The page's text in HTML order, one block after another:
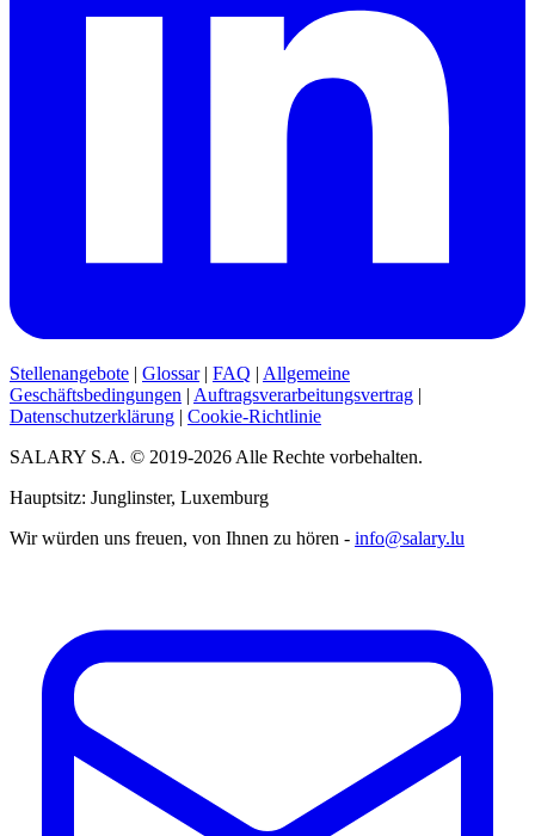
Stellenangebote | Glossar| FAQ | Allgemeine
Geschäftsbedingungen | Auftragsverarbeitungsvertrag |
Datenschutzerklärung | Cookie-Richtlinie
SALARY S.A. © 2019-2026 Alle Rechte vorbehalten.
Hauptsitz: Junglinster, Luxemburg
Wir würden uns freuen, von Ihnen zu hören - info@salary.lu